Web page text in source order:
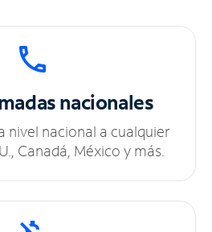
nacionales
nivel nacional a cualquier
Canadá, México y más.